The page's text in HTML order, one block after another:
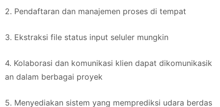
2. Pendaftaran dan manajemen proses di tempat
3. Ekstraksi file status input seluler mungkin
4. Kolaborasi dan komunikasi klien dapat dikomunikasik
an dalam berbagai proyek
5. Menyediakan sistem yang memprediksi udara berdas